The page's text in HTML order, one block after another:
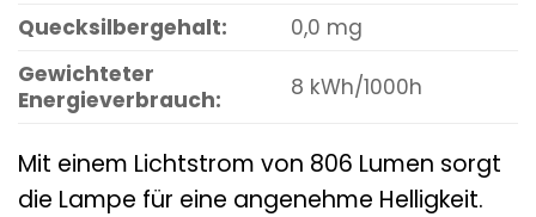
Quecksilbergehalt:
0,0 mg
Gewichteter
Energieverbrauch:
8 kWh/1000h
Mit einem Lichtstrom von 806 Lumen sorgt
die Lampe für eine angenehme Helligkeit.